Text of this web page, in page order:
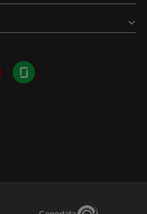
Glassdoor
Genedata Link